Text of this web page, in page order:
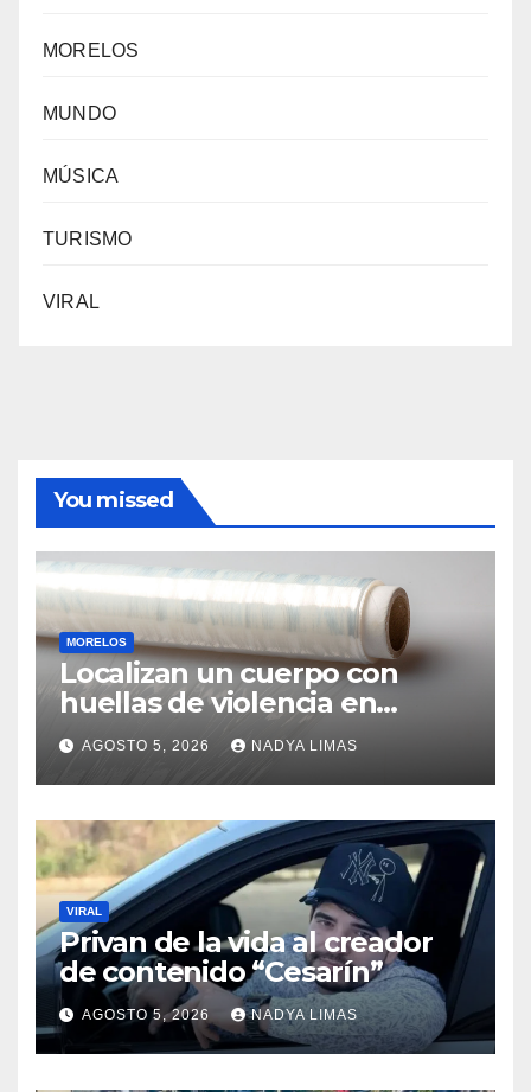
MORELOS
MUNDO
MÚSICA
TURISMO
VIRAL
You missed
MORELOS
Localizan un cuerpo con
huellas de violencia en
Yautepec; es un hombre y se
desconoce su identidad
AGOSTO 5, 2026 NADYA LIMAS
VIRAL
Privan de la vida al creador
de contenido “Cesarín”
AGOSTO 5, 2026 NADYA LIMAS